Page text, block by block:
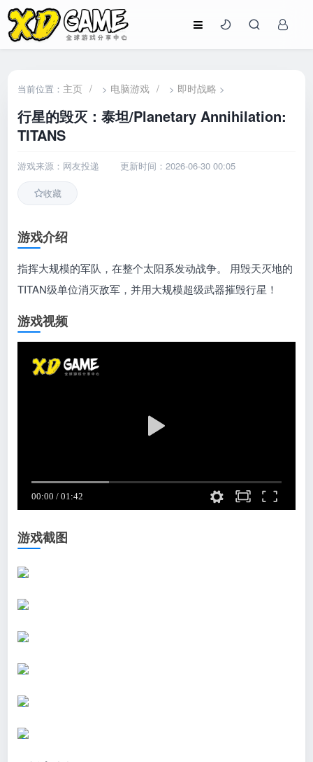
当前位置： 主页 / > 电脑游戏 / > 即时战略 >
行星的毁灭：泰坦/Planetary Annihilation:
TITANS
游戏来源：网友投递 更新时间：2026-06-30 00:05
收藏
游戏介绍
指挥大规模的军队，在整个太阳系发动战争。 用毁天灭地的
TITAN级单位消灭敌军，并用大规模超级武器摧毁行星！
游戏视频
游戏截图